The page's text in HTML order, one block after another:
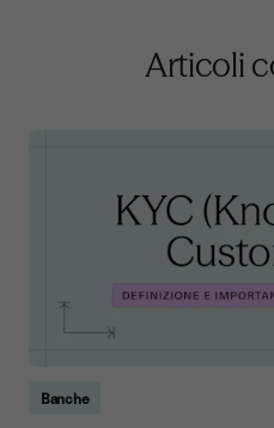
Articoli
Banche